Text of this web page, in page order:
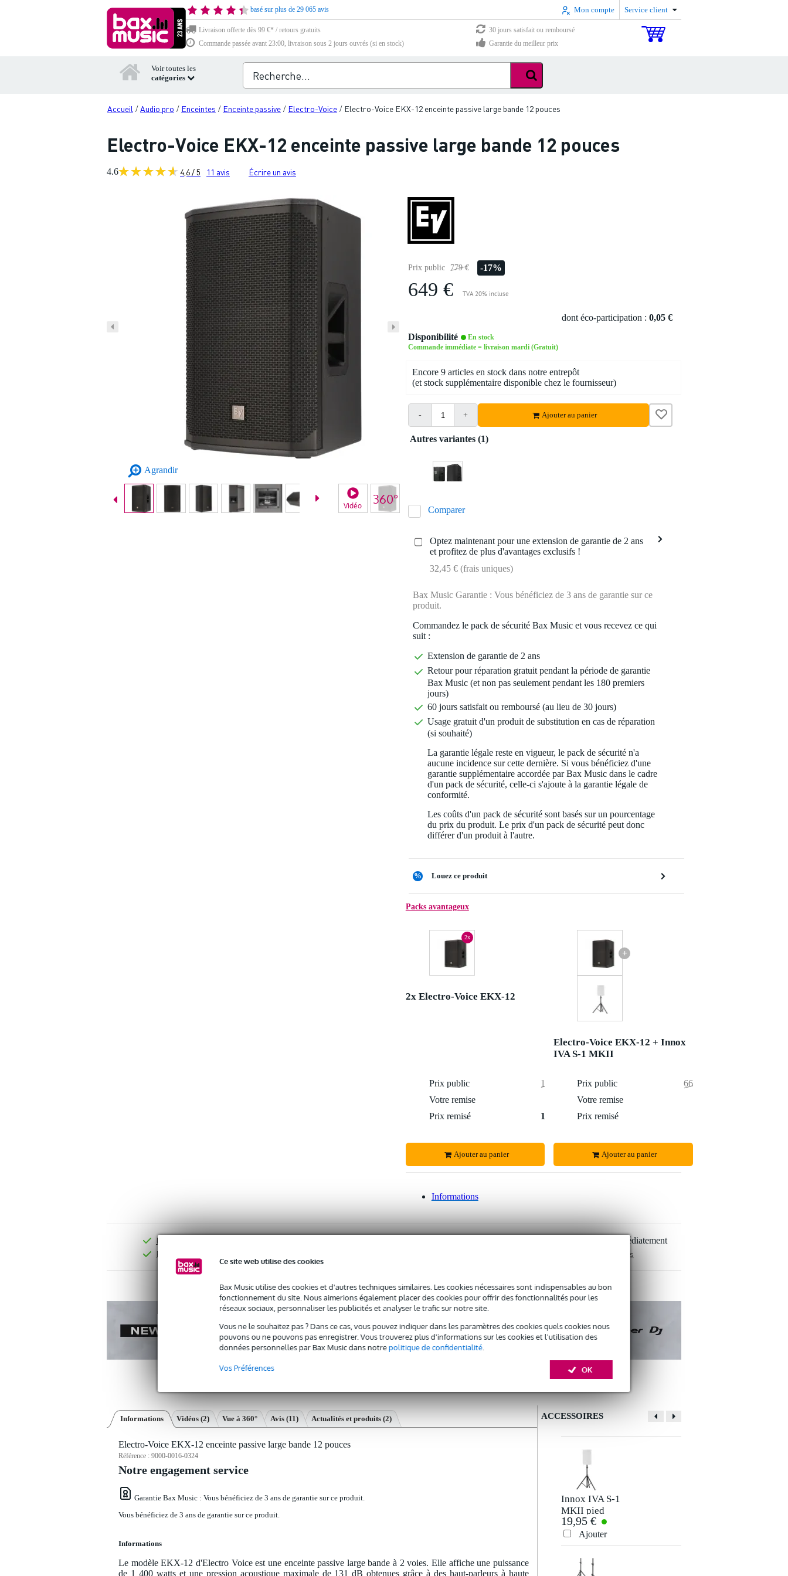
Ce site web utilise des cookies
Bax Music utilise des cookies et d'autres techniques similaires. Les cookies nécessaires sont indispensables au bon
fonctionnement du site. Nous aimerions également placer des cookies pour offrir des fonctionnalités pour les
réseaux sociaux, personnaliser les publicités et analyser le trafic sur notre site.
Vous ne le souhaitez pas ? Dans ce cas, vous pouvez indiquer dans les paramètres des cookies quels cookies nous
pouvons ou ne pouvons pas enregistrer. Vous trouverez plus d'informations sur les cookies et l'utilisation des
données personnelles par Bax Music dans notrepolitique de confidentialité.
OK
Vos Préférences
basé sur plus de 29 065 avis Mon compte Service client
Livraison offerte dès 99 €* / retours gratuits
30 jours satisfait ou remboursé
Commande passée avant 23:00, livraison sous 2 jours ouvrés (si en stock)
Garantie du meilleur prix
Voir toutes les
catégories
Accueil /Audio pro / Enceintes / Enceinte passive / Electro-Voice / Electro-Voice EKX-12 enceinte passive large bande 12 pouces
Electro-Voice EKX-12 enceinte passive large bande 12 pouces
4.6 4,6 / 5 11 avis Écrire un avis
Agrandir
Vidéo Video 2
Prix public 779 € -17%
649 € TVA 20% incluse
dont éco-participation : 0,05 €
Disponibilité
En stock
Commande immédiate = livraison mardi (Gratuit)
Encore 9 articles en stock dans notre entrepôt
(et stock supplémentaire disponible chez le fournisseur)
- + Ajouter au panier
Autres variantes (1)
Comparer
Optez maintenant pour une extension de garantie de 2 ans
et profitez de plus d'avantages exclusifs !
32,45 € (frais uniques)
Bax Music Garantie : Vous bénéficiez de 3 ans de garantie sur ce
produit.
Commandez le pack de sécurité Bax Music et vous recevez ce qui
suit :
Extension de garantie de 2 ans
Retour pour réparation gratuit pendant la période de garantie
Bax Music (et non pas seulement pendant les 180 premiers
jours)
60 jours satisfait ou remboursé (au lieu de 30 jours)
Usage gratuit d'un produit de substitution en cas de réparation
(si souhaité)
La garantie légale reste en vigueur, le pack de sécurité n'a
aucune incidence sur cette dernière. Si vous bénéficiez d'une
garantie supplémentaire accordée par Bax Music dans le cadre
d'un pack de sécurité, celle-ci s'ajoute à la garantie légale de
conformité.
Les coûts d'un pack de sécurité sont basés sur un pourcentage
du prix du produit. Le prix d'un pack de sécurité peut donc
différer d'un produit à l'autre.
% Louez ce produit
Packs avantageux
2x
2x Electro-Voice EKX-12
Prix public
1 298 €
Votre remise
Prix remisé
1 263 €
Ajouter au panier
+
Electro-Voice EKX-12 + Innox
IVA S-1 MKII
Prix public
668,95 €
Votre remise
Prix remisé
Ajouter au panier
Informations
Livraison offerte dès 99 €*
Retours gratuits
48 000+ produits en stock, expédiés immédiatement
Modalités de paiement sûres et étendues
Informations Vidéos (2) Vue à 360° Avis (11) Actualités et produits (2)
Electro-Voice EKX-12 enceinte passive large bande 12 pouces
Référence : 9000-0016-0324
Notre engagement service
Garantie Bax Music : Vous bénéficiez de 3 ans de garantie sur ce produit.
Vous bénéficiez de 3 ans de garantie sur ce produit.
Informations
Le modèle EKX-12 d'Electro Voice est une enceinte passive large bande à 2 voies. Elle affiche une puissance
de 1 400 watts et une pression acoustique maximale de 131 dB obtenues grâce à des haut-parleurs à haute
ACCESSOIRES
Innox IVA S-1
MKII pied
d'enceinte 1,8
mètre
19,95 €
Ajouter